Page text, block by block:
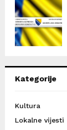
Kategorije
Kultura
Lokalne vijesti